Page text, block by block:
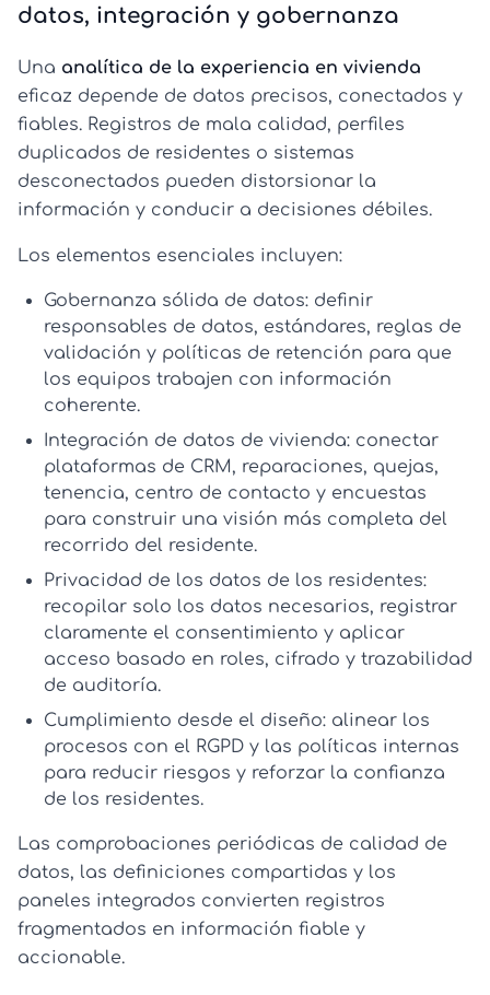
datos, integración y gobernanza
Una analítica de la experiencia en vivienda
eficaz depende de datos precisos, conectados y
fiables. Registros de mala calidad, perfiles
duplicados de residentes o sistemas
desconectados pueden distorsionar la
información y conducir a decisiones débiles.
Los elementos esenciales incluyen:
Gobernanza sólida de datos: definir
responsables de datos, estándares, reglas de
validación y políticas de retención para que
los equipos trabajen con información
coherente.
Integración de datos de vivienda: conectar
plataformas de CRM, reparaciones, quejas,
tenencia, centro de contacto y encuestas
para construir una visión más completa del
recorrido del residente.
Privacidad de los datos de los residentes:
recopilar solo los datos necesarios, registrar
claramente el consentimiento y aplicar
acceso basado en roles, cifrado y trazabilidad
de auditoría.
Cumplimiento desde el diseño: alinear los
procesos con el RGPD y las políticas internas
para reducir riesgos y reforzar la confianza
de los residentes.
Las comprobaciones periódicas de calidad de
datos, las definiciones compartidas y los
paneles integrados convierten registros
fragmentados en información fiable y
accionable.